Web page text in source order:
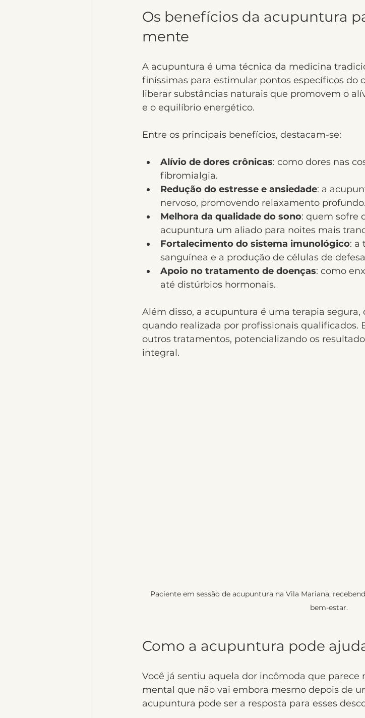
Os benefícios da acupuntura
mente
A acupuntura é uma técnica da medicina
finíssimas para estimular pontos específicos do
liberar substâncias naturais que promovem o
e o equilíbrio energético.
Entre os principais benefícios, destacam-se:
Alívio de dores crônicas: como dores nas
fibromialgia.
Redução do estresse e ansiedade: a
nervoso, promovendo relaxamento profundo.
Melhora da qualidade do sono: quem sofre
acupuntura um aliado para noites mais
Fortalecimento do sistema imunológico: a
sanguínea e a produção de células de
Apoio no tratamento de doenças: como
até distúrbios hormonais.
Além disso, a acupuntura é uma terapia segura,
quando realizada por profissionais qualificados.
outros tratamentos, potencializando os
integral.
Paciente em sessão de acupuntura na Vila Mariana,
bem-estar.
Como a acupuntura pode
Você já sentiu aquela dor incômoda que parece
mental que não vai embora mesmo depois de
acupuntura pode ser a resposta para esses